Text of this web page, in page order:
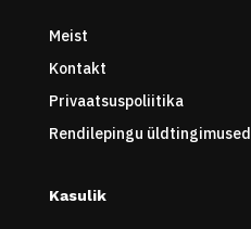
Meist
Kontakt
Privaatsuspoliitika
Rendilepingu üldtingimused
Kasulik